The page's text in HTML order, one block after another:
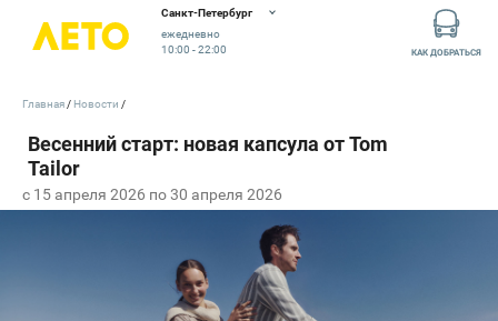
Санкт-Петербург
ежедневно
10:00 - 22:00
КАК ДОБРАТЬСЯ
c 15 апреля 2026 по 30 апреля 2026
Главная Новости